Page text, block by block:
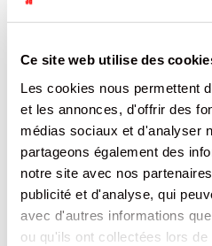
Ce site web utilise des
Les cookies nous permettent
et les annonces, d'offrir des
médias sociaux et d'analyser
partageons également des
notre site avec nos
publicité et d'analyse, qui
avec d'autres informations
ou qu'ils ont collectées lors
d’informations
24
Pologne
Non
77
70
EMBALLAGE
3.689